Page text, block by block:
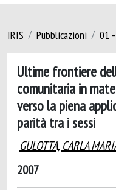
IRIS Pubblicazioni 01
Ultime frontiere
comunitaria in
verso la piena
parità tra i sessi
GULOTTA, CARLA
2007